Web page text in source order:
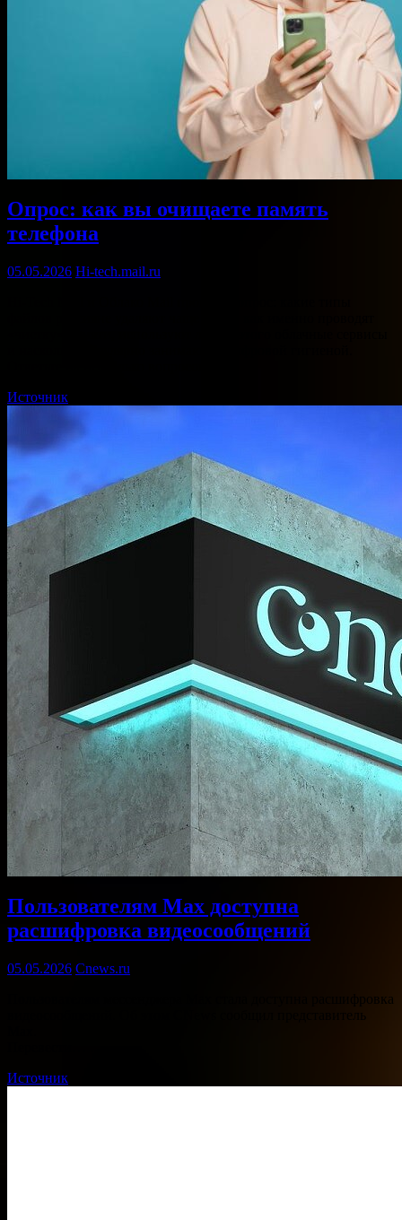
Опрос: как вы очищаете память
телефона
05.05.2026 Hi-tech.mail.ru
Источник
Пользователям Max доступна
расшифровка видеосообщений
05.05.2026 Cnews.ru
Пользователям мессенджера Max стала доступна расшифровка
Источник